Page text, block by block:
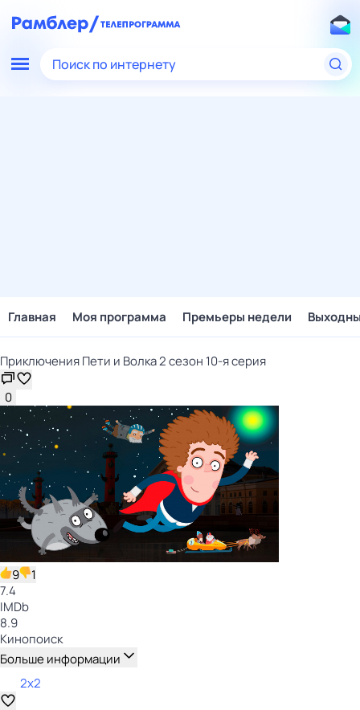
Поиск по интернету
Главная Моя программа Премьеры недели
Приключения Пети и Волка 2 сезон 10-я серия
0
9
1
7.4
IMDb
8.9
Кинопоиск
Больше информации
2x2